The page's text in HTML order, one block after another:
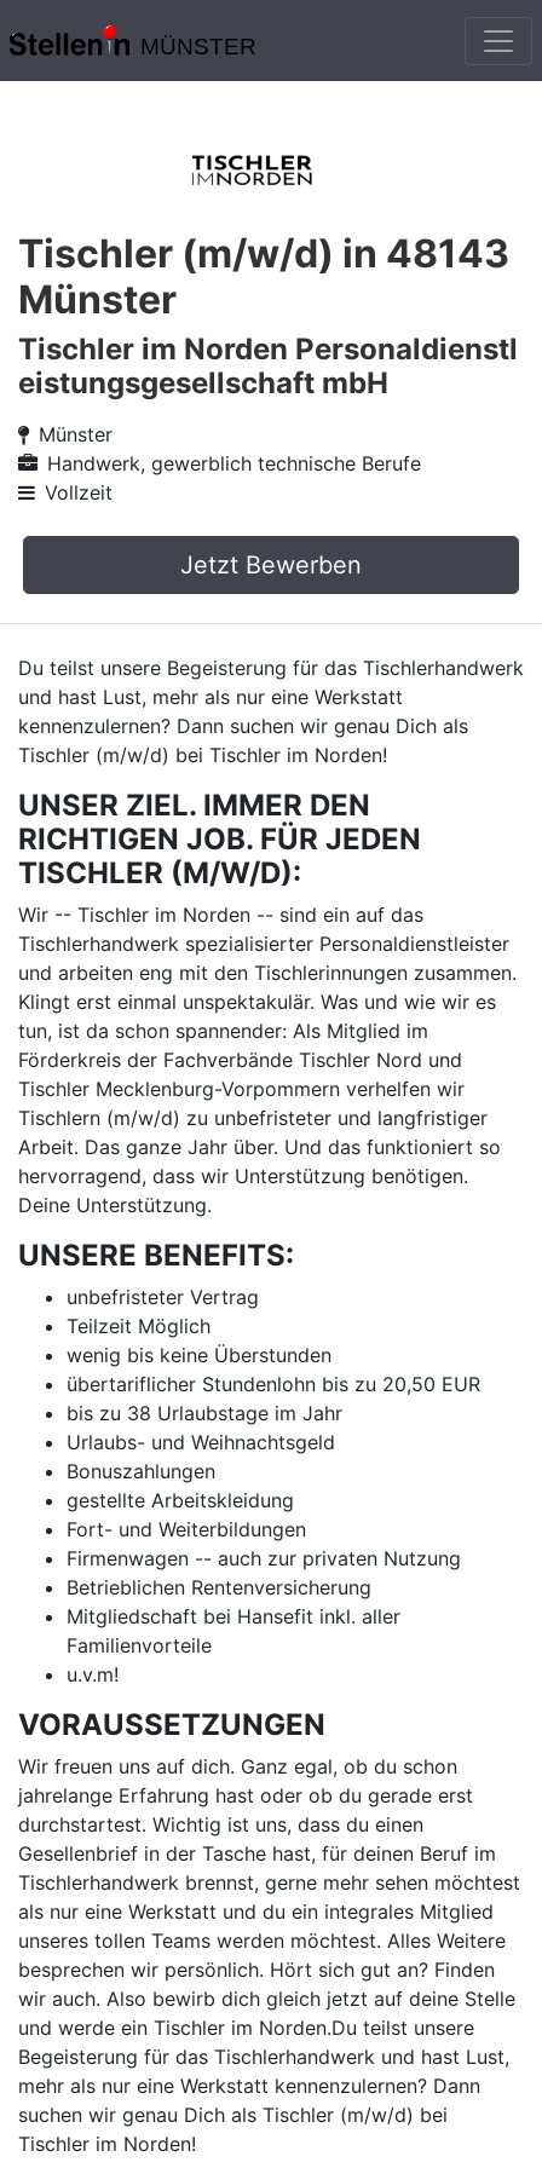
MÜNSTER
Tischler (m/w/d) in 48143
Münster
Tischler im Norden Personaldienstl
eistungsgesellschaft mbH
Münster
Handwerk, gewerblich technische Berufe
Vollzeit
Jetzt Bewerben
Du teilst unsere Begeisterung für das Tischlerhandwerk
und hast Lust, mehr als nur eine Werkstatt
kennenzulernen? Dann suchen wir genau Dich als
Tischler (m/w/d) bei Tischler im Norden!
UNSER ZIEL. IMMER DEN
RICHTIGEN JOB. FÜR JEDEN
TISCHLER (M/W/D):
Wir -- Tischler im Norden -- sind ein auf das
Tischlerhandwerk spezialisierter Personaldienstleister
und arbeiten eng mit den Tischlerinnungen zusammen.
Klingt erst einmal unspektakulär. Was und wie wir es
tun, ist da schon spannender: Als Mitglied im
Förderkreis der Fachverbände Tischler Nord und
Tischler Mecklenburg-Vorpommern verhelfen wir
Tischlern (m/w/d) zu unbefristeter und langfristiger
Arbeit. Das ganze Jahr über. Und das funktioniert so
hervorragend, dass wir Unterstützung benötigen.
Deine Unterstützung.
UNSERE BENEFITS:
unbefristeter Vertrag
Teilzeit Möglich
wenig bis keine Überstunden
übertariflicher Stundenlohn bis zu 20,50 EUR
bis zu 38 Urlaubstage im Jahr
Urlaubs- und Weihnachtsgeld
Bonuszahlungen
gestellte Arbeitskleidung
Fort- und Weiterbildungen
Firmenwagen -- auch zur privaten Nutzung
Betrieblichen Rentenversicherung
Mitgliedschaft bei Hansefit inkl. aller
Familienvorteile
u.v.m!
VORAUSSETZUNGEN
Wir freuen uns auf dich. Ganz egal, ob du schon
jahrelange Erfahrung hast oder ob du gerade erst
durchstartest. Wichtig ist uns, dass du einen
Gesellenbrief in der Tasche hast, für deinen Beruf im
Tischlerhandwerk brennst, gerne mehr sehen möchtest
als nur eine Werkstatt und du ein integrales Mitglied
unseres tollen Teams werden möchtest. Alles Weitere
besprechen wir persönlich. Hört sich gut an? Finden
wir auch. Also bewirb dich gleich jetzt auf deine Stelle
und werde ein Tischler im Norden.Du teilst unsere
Begeisterung für das Tischlerhandwerk und hast Lust,
mehr als nur eine Werkstatt kennenzulernen? Dann
suchen wir genau Dich als Tischler (m/w/d) bei
Tischler im Norden!